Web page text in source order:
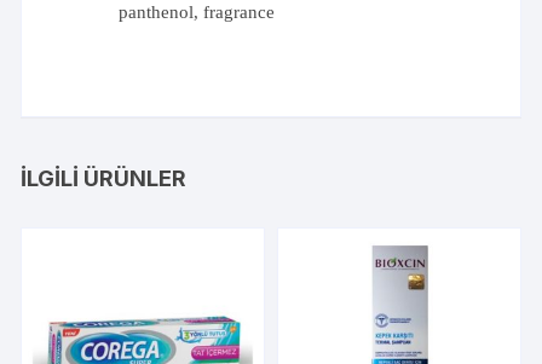
panthenol, fragrance
İLGILI ÜRÜNLER